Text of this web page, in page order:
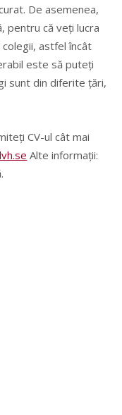
De asemenea,
pentru că veți lucra
astfel încât
este să puteți
sunt din diferite țări,
CV-ul cât mai
Alte informații: